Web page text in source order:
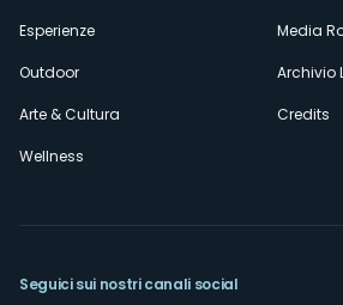
Esperienze
Outdoor
Arte & Cultura
Wellness
Media
Archivio
Credits
Seguici sui nostri canali social